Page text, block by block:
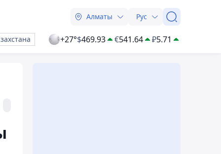
Алматы Рус
+27°$469.93 €541.64 ₽5.71